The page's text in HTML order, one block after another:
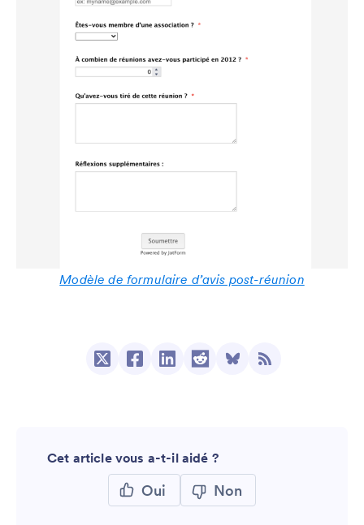
Modèle de formulaire d’avis post-réunion
Cet article vous a-t-il aidé ?
Oui Non